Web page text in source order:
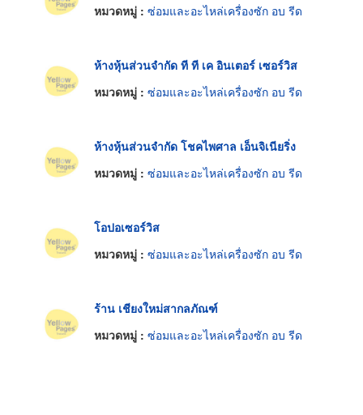
หมวดหมู่ : ซ่อมและอะไหล่เครื่องซัก อบ รีด
ห้างหุ้นส่วนจำกัด ที ที เค อินเตอร์ เซอร์วิส
หมวดหมู่ : ซ่อมและอะไหล่เครื่องซัก อบ รีด
ห้างหุ้นส่วนจำกัด โชคไพศาล เอ็นจิเนียริ่ง
หมวดหมู่ : ซ่อมและอะไหล่เครื่องซัก อบ รีด
โอปอเซอร์วิส
หมวดหมู่ : ซ่อมและอะไหล่เครื่องซัก อบ รีด
ร้าน เชียงใหม่สากลภัณฑ์
หมวดหมู่ : ซ่อมและอะไหล่เครื่องซัก อบ รีด